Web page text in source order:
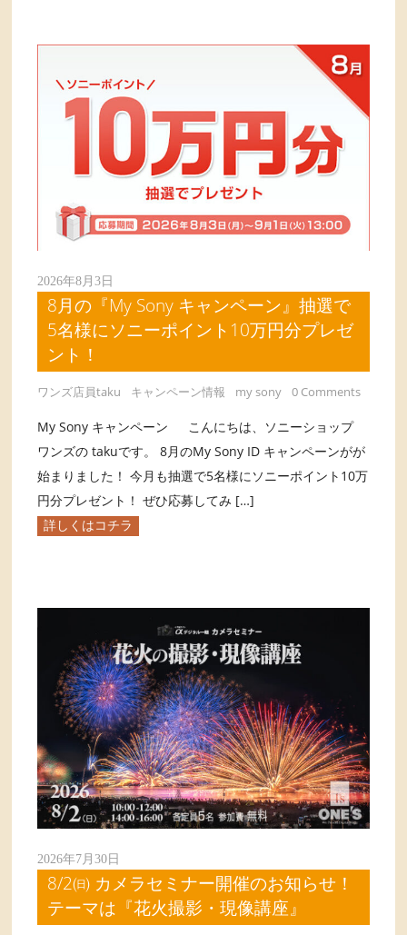
2026年8月3日
8月の『My Sony キャンペーン』抽選で
5名様にソニーポイント10万円分プレゼ
ント！
ワンズ店員taku キャンペーン情報 my sony 0 Comments
My Sony キャンペーン こんにちは、ソニーショップ
ワンズの takuです。 8月のMy Sony ID キャンペーンがが
始まりました！ 今月も抽選で5名様にソニーポイント10万
円分プレゼント！ ぜひ応募してみ […]
詳しくはコチラ
2026年7月30日
8/2㈰ カメラセミナー開催のお知らせ！
テーマは『花火撮影・現像講座』